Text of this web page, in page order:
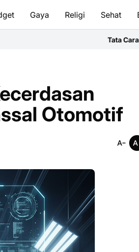
Gaya Religi Sehat
Tata Cara Bersuci & Salat
Otomotif